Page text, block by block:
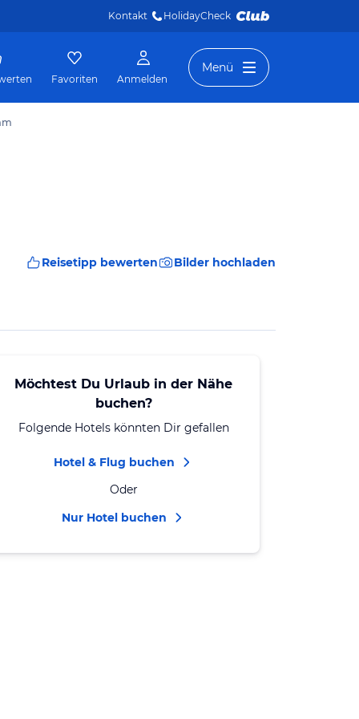
Kontakt HolidayCheck
Favoriten Anmelden
Menü
Reisetipp bewerten Bilder hochladen
Möchtest Du Urlaub in der Nähe
buchen?
Folgende Hotels könnten Dir gefallen
Hotel & Flug buchen
Oder
Nur Hotel buchen